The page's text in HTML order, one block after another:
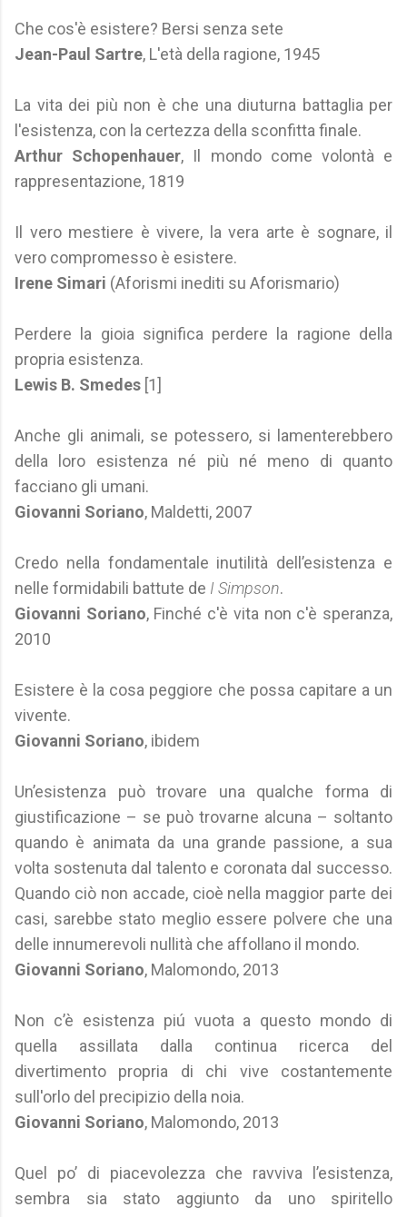
Che cos'è esistere? Bersi senza sete
Jean-Paul Sartre, L'età della ragione, 1945
La vita dei più non è che una diuturna battaglia per
l'esistenza, con la certezza della sconfitta finale.
Arthur Schopenhauer, Il mondo come volontà e
rappresentazione, 1819
Il vero mestiere è vivere, la vera arte è sognare, il
vero compromesso è esistere.
Irene Simari (Aforismi inediti su Aforismario)
Perdere la gioia significa perdere la ragione della
propria esistenza.
Lewis B. Smedes [1]
Anche gli animali, se potessero, si lamenterebbero
della loro esistenza né più né meno di quanto
facciano gli umani.
Giovanni Soriano, Maldetti, 2007
Credo nella fondamentale inutilità dell’esistenza e
nelle formidabili battute de I Simpson.
Giovanni Soriano, Finché c'è vita non c'è speranza,
2010
Esistere è la cosa peggiore che possa capitare a un
vivente.
Giovanni Soriano, ibidem
Un’esistenza può trovare una qualche forma di
giustificazione – se può trovarne alcuna – soltanto
quando è animata da una grande passione, a sua
volta sostenuta dal talento e coronata dal successo.
Quando ciò non accade, cioè nella maggior parte dei
casi, sarebbe stato meglio essere polvere che una
delle innumerevoli nullità che affollano il mondo.
Giovanni Soriano, Malomondo, 2013
Non c’è esistenza piú vuota a questo mondo di
quella assillata dalla continua ricerca del
divertimento propria di chi vive costantemente
sull'orlo del precipizio della noia.
Giovanni Soriano, Malomondo, 2013
Quel po’ di piacevolezza che ravviva l’esistenza,
sembra sia stato aggiunto da uno spiritello